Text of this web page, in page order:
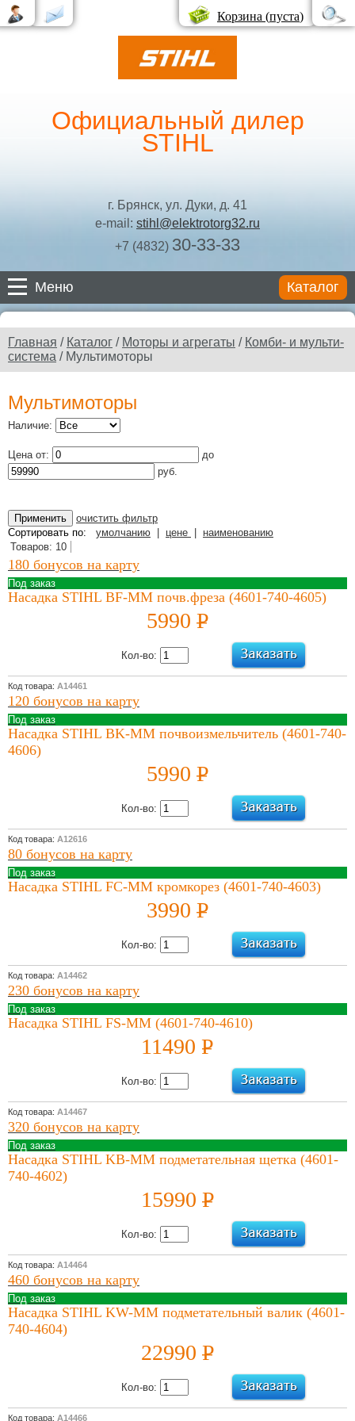
Корзина (пуста)
Официальный дилер
STIHL
г. Брянск, ул. Дуки, д. 41
e-mail: stihl@elektrotorg32.ru
+7 (4832) 30-33-33
Меню Каталог
Каталог
Юридическое
наименование
"Электроторг" ИНН/
КПП
3257013977/325701001
Какой триммер
выбрать,
электрический
или бензиновый
Подробнее
Подробнее
21 Апреля 2022
Преимущества
бытовых моек
07 Апреля 2022
Бытовые и
профессиональные
мойки высокого
давления –
Сервисная
акция 2021
Весна
Подробнее
Главная / Каталог / Моторы и агрегаты / Комби- и мульти-
система / Мультимоторы
Мультимоторы
Наличие:
Цена от:
до
руб.
очистить фильтр
Сортировать по:
умолчанию цене
наименованию
Товаров: 10
180 бонусов на карту
Под заказ
Насадка STIHL BF-MM почв.фреза (4601-740-4605)
5990 P
Кол-во:
Код товара: А14461
120 бонусов на карту
Под заказ
Насадка STIHL BK-MM почвоизмельчитель (4601-740-
4606)
5990 P
Кол-во:
Код товара: А12616
80 бонусов на карту
Под заказ
Насадка STIHL FC-MM кромкорез (4601-740-4603)
3990 P
Кол-во:
Код товара: А14462
230 бонусов на карту
Под заказ
Насадка STIHL FS-MM (4601-740-4610)
11490 P
УБ.
Кол-во:
Код товара: А14467
320 бонусов на карту
Под заказ
Насадка STIHL KB-MM подметательная щетка (4601-
740-4602)
15990 P
УБ.
Кол-во:
Код товара: А14464
460 бонусов на карту
Под заказ
Насадка STIHL KW-MM подметательный валик (4601-
740-4604)
22990 P
УБ.
Кол-во:
Код товара: А14466